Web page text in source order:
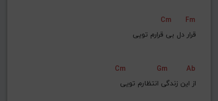
Cm
Fm
قرار دل بی قرارم تویی
Cm Gm
Ab
از این زندگی انتظارم تویی